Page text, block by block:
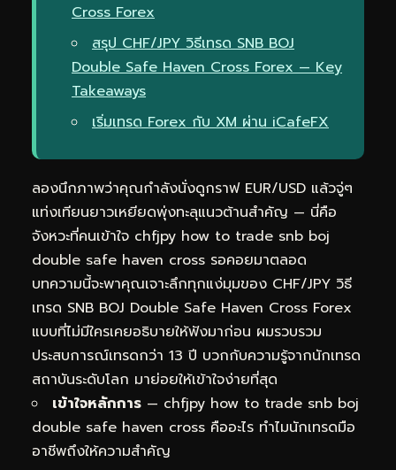
Cross Forex
สรุป CHF/JPY วิธีเทรด SNB BOJ
Double Safe Haven Cross Forex — Key
Takeaways
เริ่มเทรด Forex กับ XM ผ่าน iCafeFX
ลองนึกภาพว่าคุณกำลังนั่งดูกราฟ EUR/USD แล้วจู่ๆ
แท่งเทียนยาวเหยียดพุ่งทะลุแนวต้านสำคัญ — นี่คือ
จังหวะที่คนเข้าใจ chfjpy how to trade snb boj
double safe haven cross รอคอยมาตลอด
บทความนี้จะพาคุณเจาะลึกทุกแง่มุมของ CHF/JPY วิธี
เทรด SNB BOJ Double Safe Haven Cross Forex
แบบที่ไม่มีใครเคยอธิบายให้ฟังมาก่อน ผมรวบรวม
ประสบการณ์เทรดกว่า 13 ปี บวกกับความรู้จากนักเทรด
สถาบันระดับโลก มาย่อยให้เข้าใจง่ายที่สุด
เข้าใจหลักการ — chfjpy how to trade snb boj
double safe haven cross คืออะไร ทำไมนักเทรดมือ
อาชีพถึงให้ความสำคัญ